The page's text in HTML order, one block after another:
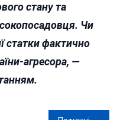
стану та
Чи
статки фактично
агресора, —